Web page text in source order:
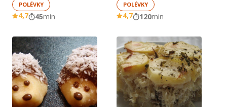
POLÉVKY
4,7 45min
POLÉVKY
4,7 120min